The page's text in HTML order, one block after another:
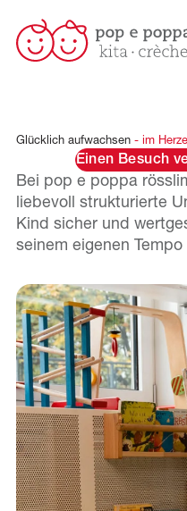
EN FR
Glücklich aufwachsen - im
Einen Besuch
Bei pop e poppa
liebevoll strukturierte
Kind sicher und
seinem eigenen